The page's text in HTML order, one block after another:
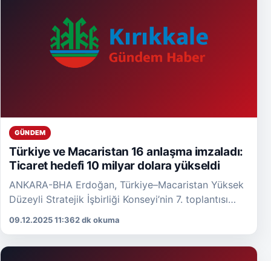
GÜNDEM
Türkiye ve Macaristan 16 anlaşma imzaladı:
Ticaret hedefi 10 milyar dolara yükseldi
ANKARA-BHA Erdoğan, Türkiye–Macaristan Yüksek
Düzeyli Stratejik İşbirliği Konseyi’nin 7. toplantısı
09.12.2025 11:362 dk okuma